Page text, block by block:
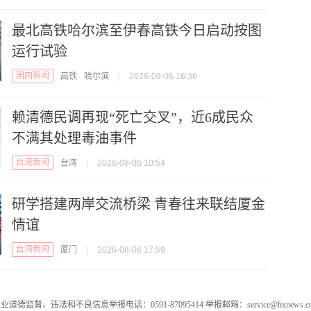
最北高铁哈尔滨至伊春高铁今日启动按图
运行试验
国内新闻 高铁 哈尔滨 2026-08-06 16:36
赖清德民调再现“死亡交叉”，近6成民众
不满其处理毒油事件
台湾新闻 台湾 2026-08-06 10:54
研学搭建两岸交流桥梁 青春往来联结厦金
情谊
台湾新闻 厦门 2026-08-06 17:59
道德监督、违法和不良信息举报电话：0591-87095414 举报邮箱：